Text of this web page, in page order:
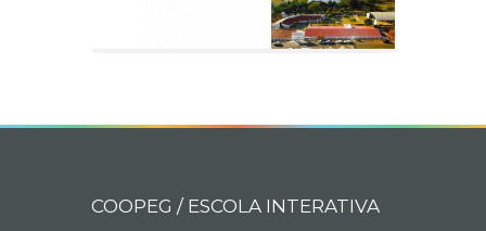
COOPEG / ESCOLA INTERATIVA